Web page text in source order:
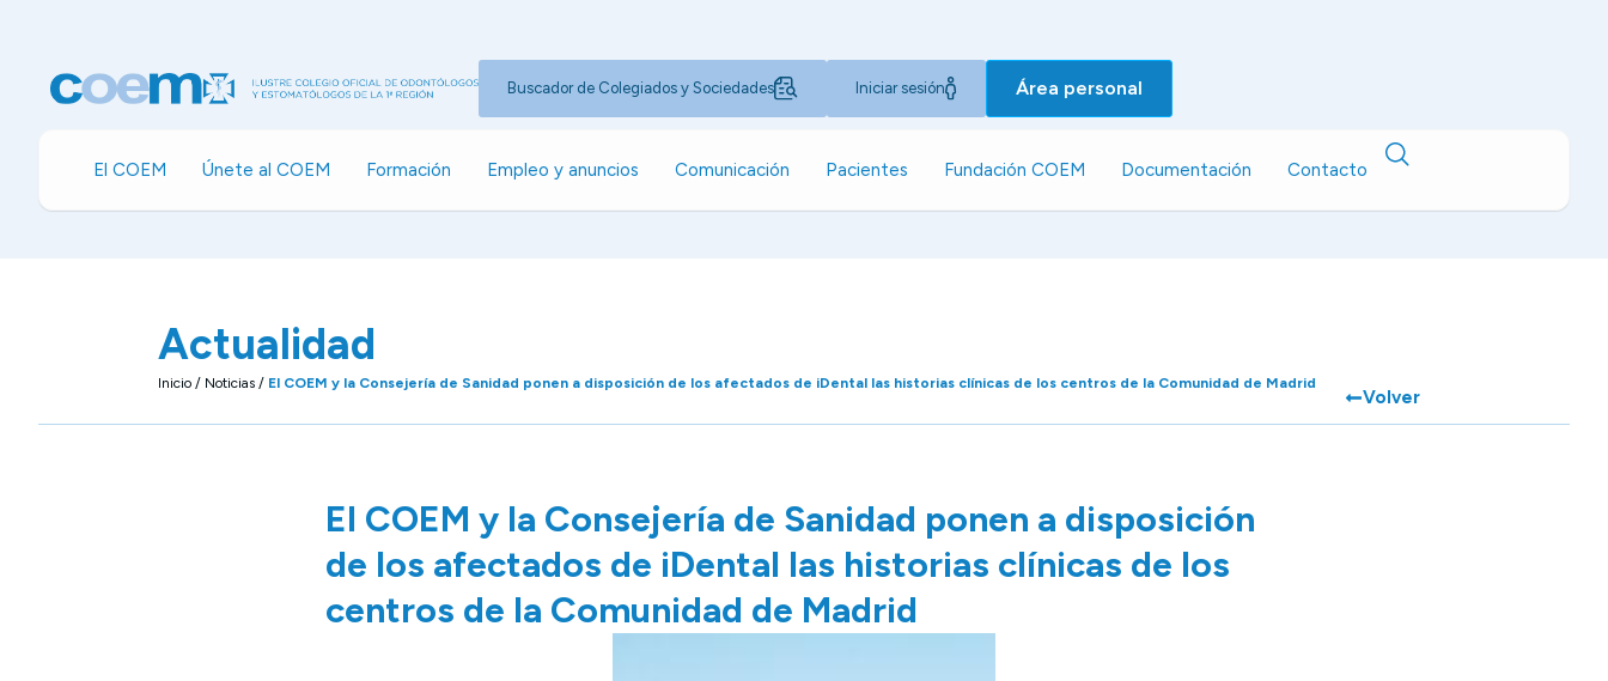
Buscador de Colegiados y Sociedades Iniciar sesión Área personal
El COEM Únete al COEM Formación Empleo y anuncios Comunicación Pacientes Fundación COEM Documentación Contacto
Actualidad
Inicio / Noticias / El COEM y la Consejería de Sanidad ponen a disposición de los afectados de iDental las historias clínicas de los centros de la Comunidad de Madrid
Volver
El COEM y la Consejería de Sanidad ponen a disposición
de los afectados de iDental las historias clínicas de los
centros de la Comunidad de Madrid